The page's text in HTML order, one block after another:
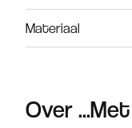
Materiaal
Over